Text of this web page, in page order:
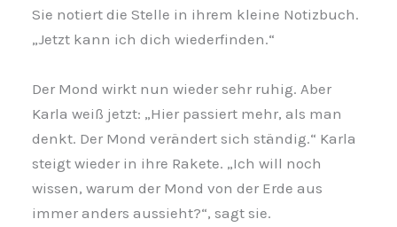
Sie notiert die Stelle in ihrem kleine Notizbuch.
„Jetzt kann ich dich wiederfinden.“
Der Mond wirkt nun wieder sehr ruhig. Aber
Karla weiß jetzt: „Hier passiert mehr, als man
denkt. Der Mond verändert sich ständig.“ Karla
steigt wieder in ihre Rakete. „Ich will noch
wissen, warum der Mond von der Erde aus
immer anders aussieht?“, sagt sie.